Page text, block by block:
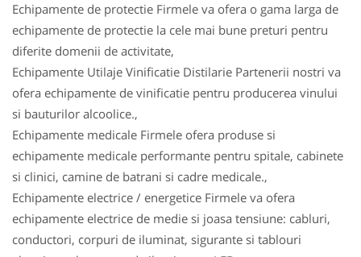
Echipamente de protectie Firmele va ofera o gama larga de
echipamente de protectie la cele mai bune preturi pentru
diferite domenii de activitate,
Echipamente Utilaje Vinificatie Distilarie Partenerii nostri va
ofera echipamente de vinificatie pentru producerea vinului
si bauturilor alcoolice.,
Echipamente medicale Firmele ofera produse si
echipamente medicale performante pentru spitale, cabinete
si clinici, camine de batrani si cadre medicale.,
Echipamente electrice / energetice Firmele va ofera
echipamente electrice de medie si joasa tensiune: cabluri,
conductori, corpuri de iluminat, sigurante si tablouri